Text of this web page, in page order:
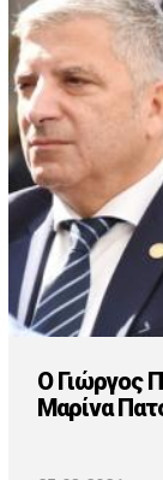
Ο Γιώργος
Μαρίνα